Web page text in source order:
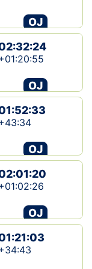
OJ
OJ
OJ
OJ